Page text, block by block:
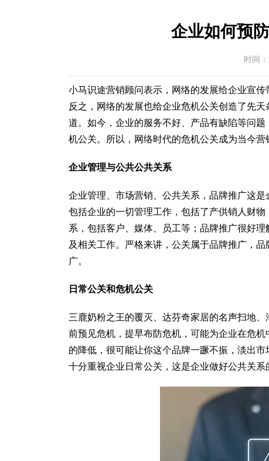
企业如何预
时间
小马识途营销顾问表示，网络的发展给企业宣
反之，网络的发展也给企业危机公关创造了先
道。如今，企业的服务不好、产品有缺陷等问
机公关。所以，网络时代的危机公关成为当今营
企业管理与公共公共关系
企业管理、市场营销、公共关系，品牌推广这
包括企业的一切管理工作，包括了产供销人财
系，包括客户、媒体、员工等；品牌推广很好
及相关工作。严格来讲，公关属于品牌推广，
广。
日常公关和危机公关
三鹿奶粉之王的覆灭、达芬奇家居的名声扫地
前预见危机，提早布防危机，可能为企业在危
的降低，很可能让你这个品牌一蹶不振，淡出
十分重视企业日常公关，这是企业做好公共关系